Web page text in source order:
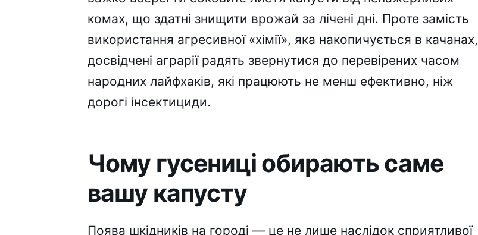
комах, що здатні знищити врожай за лічені дні. Проте замість
використання агресивної «хімії», яка накопичується в качанах,
досвідчені аграрії радять звернутися до перевірених часом
народних лайфхаків, які працюють не менш ефективно, ніж
дорогі інсектициди.
Чому гусениці обирають саме
вашу капусту
Поява шкідників на городі — це не лише наслідок сприятливої